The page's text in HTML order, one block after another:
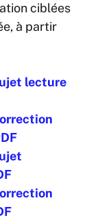
ciblées
à partir
lecture